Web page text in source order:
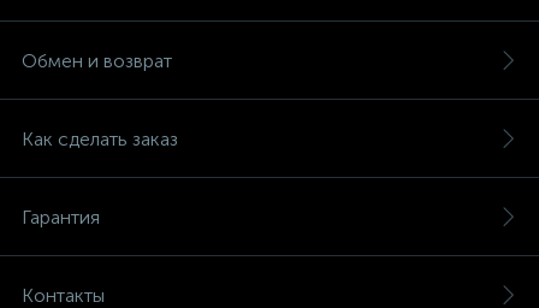
Обмен и возврат
Как сделать заказ
Гарантия
Контакты